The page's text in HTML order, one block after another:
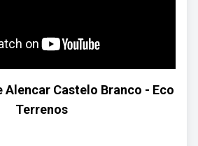
Alencar Castelo Branco - Eco
Terrenos